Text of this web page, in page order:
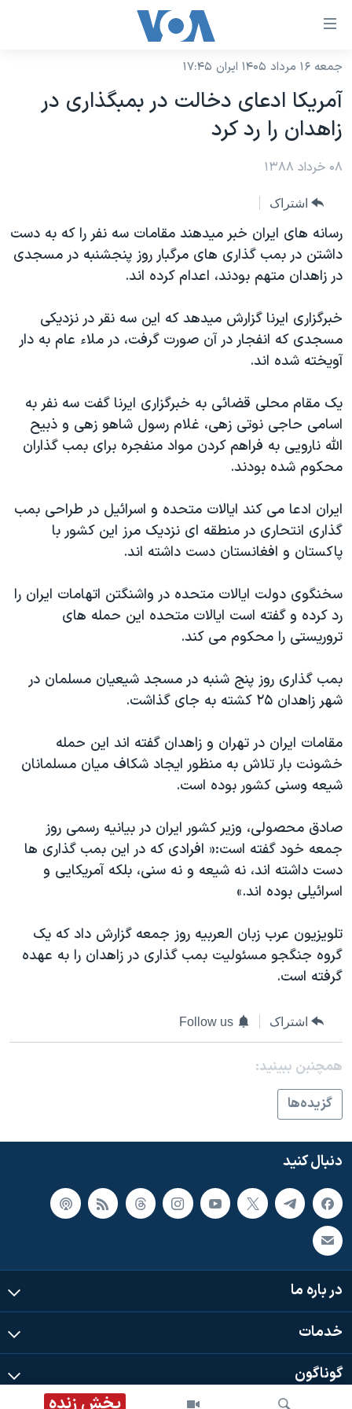
لینکهای
دسترسی
جهش
محتوای
اصلی
صفحه
اصلی
جهش
به
جستجو
نسخه سبک وب‌سایت
موضوع ها
ایران
آمریکا
ورزشی
گزیده‌ها
ویژه برنامه‌ها
ویدیوها
فرهنگ و زندگی
حقوق شهروندی
اقتصادی
علم و فناوری
اسرائیل در جنگ
گالری عکس
آرشیو پخش زنده
برنامه های تلویزیونی
جدول برنامه ها
صفحه‌های ویژه
جام جهانی ۲۰۲۶
عملیات خشم حماسی
۲۵۰سالگی آمریکا
بایگانی برنامه‌های تلویزیونی
مستندها
انتخابات ریاست جمهوری آمریکا ۲۰۲۴
حمله جمهوری اسلامی به اسرائیل
رمز مهسا
ورزش زنان در ایران
اعتراضات زن، زندگی، آزادی
مجموعه مستندهای دادخواهی
دادگاه حمید نوری
چهل سال گروگان‌گیری
قانون شفافیت دارائی کادر رهبری ایران
اعتراضات مردمی آبان ۹۸
اسرائیل در جنگ
نرگس محمدی برنده جایزه نوبل صلح
همایش محافظه‌کاران آمریکا «سی‌پک»
صفحه‌های ویژه
سفر پرزیدنت ترامپ به چین
فرکانس‌های صدای آمریکا
پخش رادیویی
یادگیری زبان انگلیسی
دنبال کنید
زبانهای مختلف
جمعه ۱۶ مرداد ۱۴۰۵ ایران ۱۷:۴۵
آمریکا ادعای دخالت در بمبگذاری در
زاهدان را رد کرد
۰۸ خرداد ۱۳۸۸
اشتراک
رسانه های ايران خبر ميدهند مقامات سه نفر را که به دست
داشتن در بمب گذاری های مرگبار روز پنجشنبه در مسجدی
در زاهدان متهم بودند، اعدام کرده اند.
خبرگزاری ايرنا گزارش ميدهد که اين سه نقر در نزديکی
مسجدی که انفجار در آن صورت گرفت، در ملاء عام به دار
آويخته شده اند.
يک مقام محلی قضائی به خبرگزاری ايرنا گفت سه نفر به
اسامی حاجی نوتی زهی، غلام رسول شاهو زهی و ذبيح
الله نارويی به فراهم کردن مواد منفجره برای بمب گذاران
محکوم شده بودند.
ایران ادعا می کند ایالات متحده و اسرائیل در طراحی بمب
گذاری انتحاری در منطقه ای نزدیک مرز این کشور با
پاکستان و افغانستان دست داشته اند.
سخنگوی دولت ایالات متحده در واشنگتن اتهامات ایران را
رد کرده و گفته است ایالات متحده این حمله های
تروریستی را محکوم می کند.
بمب گذاری روز پنج شنبه در مسجد شیعیان مسلمان در
شهر زاهدان ۲۵ کشته به جای گذاشت.
مقامات ایران در تهران و زاهدان گفته اند این حمله
خشونت بار تلاش به منظور ایجاد شکاف میان مسلمانان
شیعه وسنی کشور بوده است.
صادق محصولی، وزیر کشور ایران در بیانیه رسمی روز
جمعه خود گفته است:« افرادی که در این بمب گذاری ها
دست داشته اند، نه شیعه و نه سنی، بلکه آمریکایی و
اسرائیلی بوده اند.»
تلویزیون عرب زبان العربیه روز جمعه گزارش داد که یک
گروه جنگجو مسئولیت بمب گذاری در زاهدان را به عهده
گرفته است.
اشتراک Follow us
همچنبن ببینید:
گزيده‌ها
دنبال کنید
در باره ما
خدمات
گوناگون